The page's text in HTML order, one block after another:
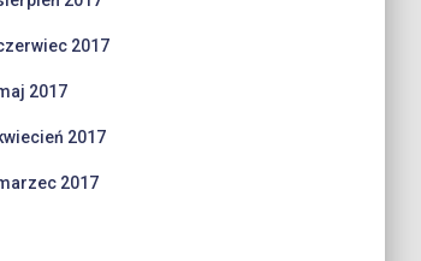
2017
2017
2017
2017